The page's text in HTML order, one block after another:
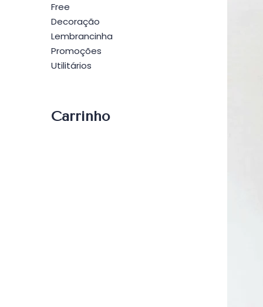
Free
Decoração
Lembrancinha
Promoções
Utilitários
Carrinho